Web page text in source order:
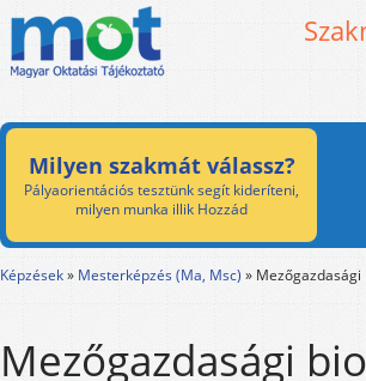
Milyen szakmát válassz?
Pályaorientációs tesztünk segít kideríteni,
milyen munka illik Hozzád
Képzések» Mesterképzés (Ma, Msc) »
Mezőgazdasági